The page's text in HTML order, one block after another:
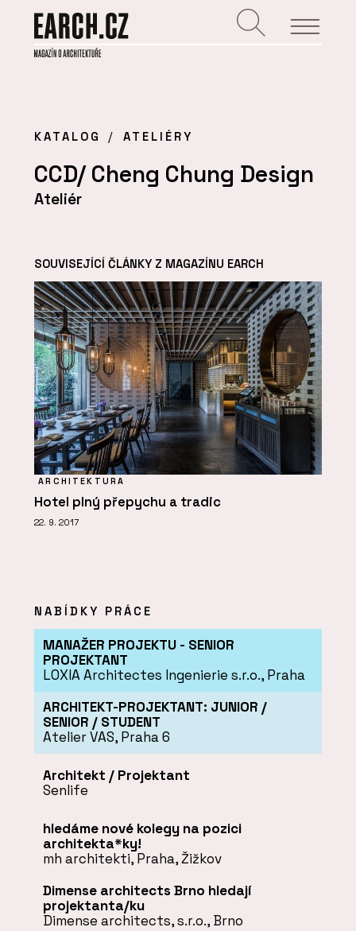
KATALOG ATELIÉRY
CCD/ Cheng Chung Design
Ateliér
SOUVISEJÍCÍ ČLÁNKY Z MAGAZÍNU EARCH
ARCHITEKTURA
Hotel plný přepychu a tradic
22. 9. 2017
NABÍDKY PRÁCE
MANAŽER PROJEKTU - SENIOR
PROJEKTANT
LOXIA Architectes Ingenierie s.r.o., Praha
ARCHITEKT-PROJEKTANT: JUNIOR /
SENIOR / STUDENT
Atelier VAS, Praha 6
Architekt / Projektant
Senlife
hledáme nové kolegy na pozici
architekta*ky!
mh architekti, Praha, Žižkov
Dimense architects Brno hledají
projektanta/ku
Dimense architects, s.r.o., Brno